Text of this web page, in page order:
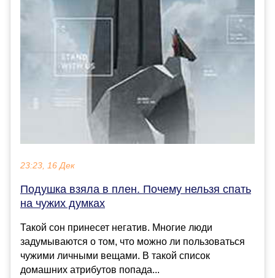
23:23, 16 Дек
Подушка взяла в плен. Почему нельзя спать
на чужих думках
Такой сон принесет негатив. Многие люди
задумываются о том, что можно ли пользоваться
чужими личными вещами. В такой список
домашних атрибутов попада...